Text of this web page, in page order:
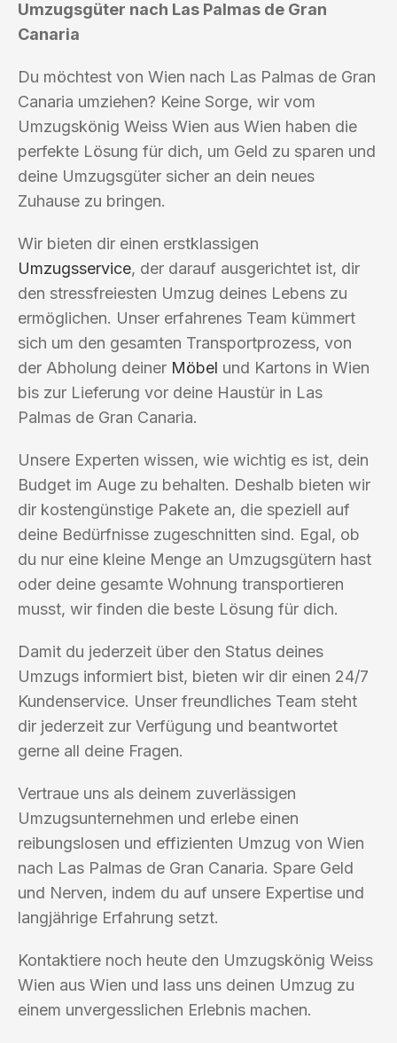
Umzugsgüter nach Las Palmas de Gran
Canaria
Du möchtest von Wien nach Las Palmas de Gran
Canaria umziehen? Keine Sorge, wir vom
Umzugskönig Weiss Wien aus Wien haben die
perfekte Lösung für dich, um Geld zu sparen und
deine Umzugsgüter sicher an dein neues
Zuhause zu bringen.
Wir bieten dir einen erstklassigen
Umzugsservice, der darauf ausgerichtet ist, dir
den stressfreiesten Umzug deines Lebens zu
ermöglichen. Unser erfahrenes Team kümmert
sich um den gesamten Transportprozess, von
der Abholung deiner Möbel und Kartons in Wien
bis zur Lieferung vor deine Haustür in Las
Palmas de Gran Canaria.
Unsere Experten wissen, wie wichtig es ist, dein
Budget im Auge zu behalten. Deshalb bieten wir
dir kostengünstige Pakete an, die speziell auf
deine Bedürfnisse zugeschnitten sind. Egal, ob
du nur eine kleine Menge an Umzugsgütern hast
oder deine gesamte Wohnung transportieren
musst, wir finden die beste Lösung für dich.
Damit du jederzeit über den Status deines
Umzugs informiert bist, bieten wir dir einen 24/7
Kundenservice. Unser freundliches Team steht
dir jederzeit zur Verfügung und beantwortet
gerne all deine Fragen.
Vertraue uns als deinem zuverlässigen
Umzugsunternehmen und erlebe einen
reibungslosen und effizienten Umzug von Wien
nach Las Palmas de Gran Canaria. Spare Geld
und Nerven, indem du auf unsere Expertise und
langjährige Erfahrung setzt.
Kontaktiere noch heute den Umzugskönig Weiss
Wien aus Wien und lass uns deinen Umzug zu
einem unvergesslichen Erlebnis machen.